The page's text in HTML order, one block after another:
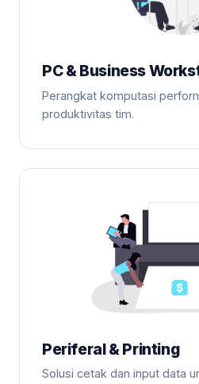
PC & Business
Perangkat komputasi
produktivitas tim.
Periferal & Printing
Solusi cetak dan input data